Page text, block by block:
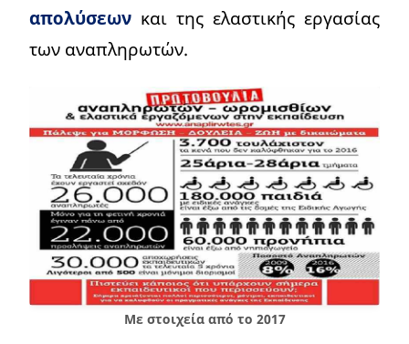
απολύσεων και της ελαστικής εργασίας
των αναπληρωτών.
Με στοιχεία από το 2017